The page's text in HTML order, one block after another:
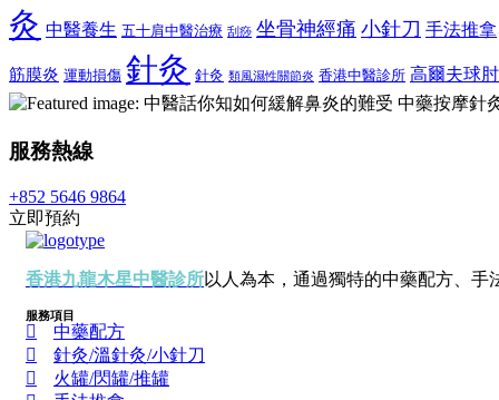
灸 中醫養生 五十肩中醫治療 刮痧 坐骨神經痛 小針刀 手法推拿
筋膜炎 運動損傷 針灸 針灸 類風濕性關節炎 香港中醫診所 高爾夫球肘
服務熱線
+852 5646 9864
立即預約
香港九龍木星中醫診所以人為本，通過獨特的中藥配方、
服務項目
中藥配方
針灸/溫針灸/小針刀
火罐/閃罐/推罐